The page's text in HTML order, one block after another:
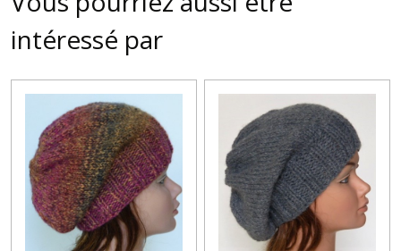
intéressé par